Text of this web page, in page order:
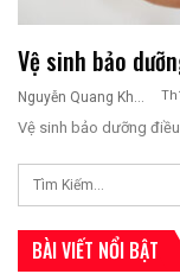
Vệ sinh bảo
Vệ sinh bảo dưỡng
BÀI VIẾT NỔI BẬT